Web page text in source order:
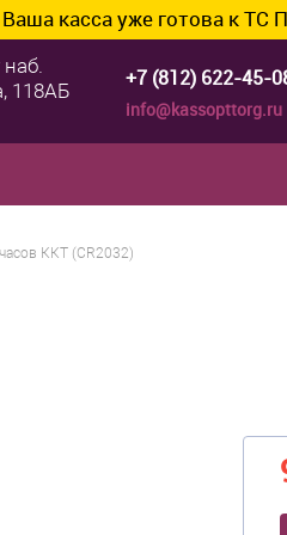
уже готова к ТС ПИоТ?
наб.
118АБ
+7 (812) 622-45-
info@kassopttorg.ru
ККТ (CR2032)